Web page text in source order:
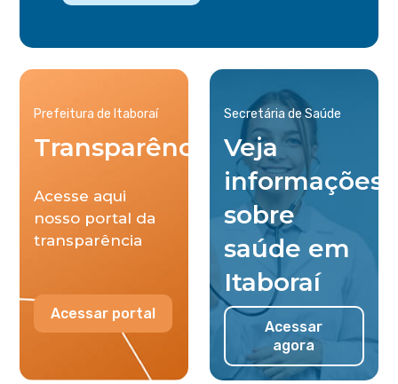
Prefeitura de Itaboraí
Transparência
Acesse aqui
nosso portal da
transparência
Acessar portal
Secretária de Saúde
Veja
informações
sobre
saúde em
Itaboraí
Acessar
agora